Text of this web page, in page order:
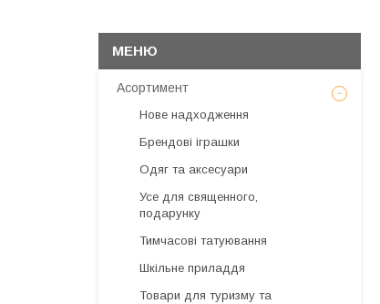
Асортимент
Нове надходження
Брендові іграшки
Одяг та аксесуари
Усе для священного,
подарунку
Тимчасові татуювання
Шкільне приладдя
Товари для туризму та